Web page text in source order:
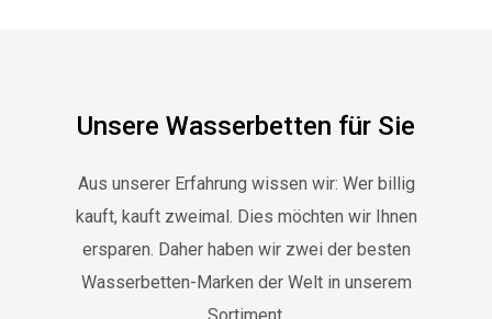
Unsere Wasserbetten für Sie
Aus unserer Erfahrung wissen wir: Wer billig
kauft, kauft zweimal. Dies möchten wir Ihnen
ersparen. Daher haben wir zwei der besten
Wasserbetten-Marken der Welt in unserem